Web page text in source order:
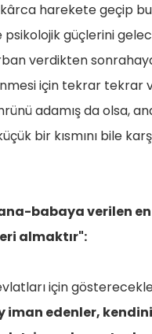
harekete geçip
psikolojik güçlerini
verdikten
için tekrar tekrar
adamış da olsa,
bir kısmını bile
babaya verilen
almaktır":
için
iman edenler,